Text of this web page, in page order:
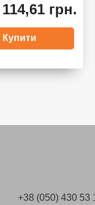
114,61 грн.
+38 (050) 430 53